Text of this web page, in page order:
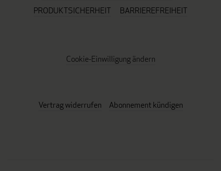
PRODUKTSICHERHEIT
BARRIEREFREIHEIT
Cookie-Einwilligung ändern
Vertrag widerrufen Abonnement kündigen